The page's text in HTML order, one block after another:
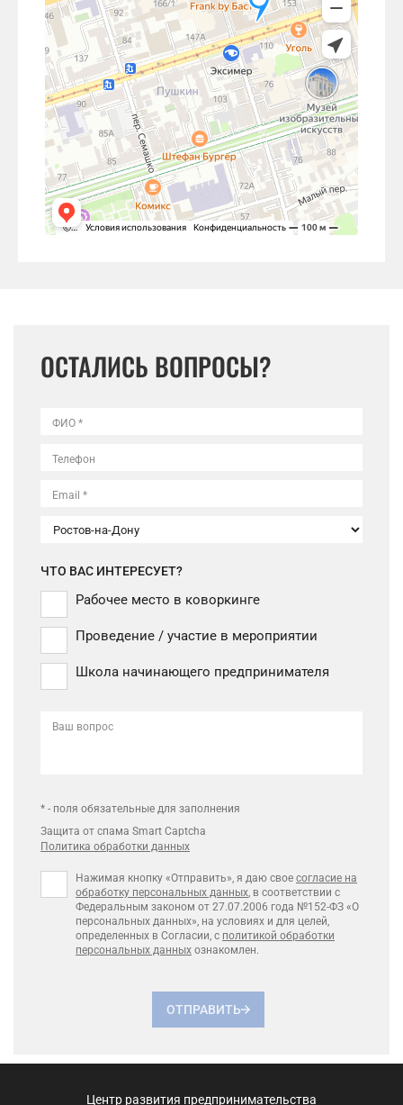
ОСТАЛИСЬ ВОПРОСЫ?
ФИО *
Телефон
Email *
ЧТО ВАС ИНТЕРЕСУЕТ?
Рабочее место в коворкинге
Проведение / участие в мероприятии
Школа начинающего предпринимателя
Ваш вопрос
* - поля обязательные для заполнения
Защита от спама Smart Captcha
Политика обработки данных
Нажимая кнопку «Отправить», я даю свое согласие на
обработку персональных данных, в соответствии с
Федеральным законом от 27.07.2006 года №152-ФЗ «О
персональных данных», на условиях и для целей,
определенных в Согласии, с политикой обработки
персональных данных ознакомлен.
ОТПРАВИТЬ
Центр развития предпринимательства